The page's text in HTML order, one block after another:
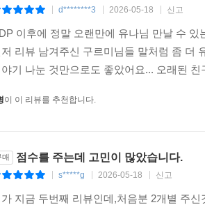
d********3 2026-05-18 신고
이후에 정말 오랜만에 유나님 만날 수
저 리뷰 남겨주신 구르미님들 말처럼 좀 더
야기 나눈 것만으로도 좋았어요... 오래된
이 이 리뷰를 추천합니다.
매 점수를 주는데 고민이 많았습니다.
s*****g 2026-05-18 신고
지금 두번째 리뷰인데,처음분 2개별 주